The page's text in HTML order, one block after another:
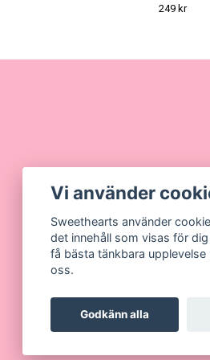
249 kr
Vi använder
Sweethearts använder
det innehåll som visas för
få bästa tänkbara upplevelse
oss.
Godkänn alla